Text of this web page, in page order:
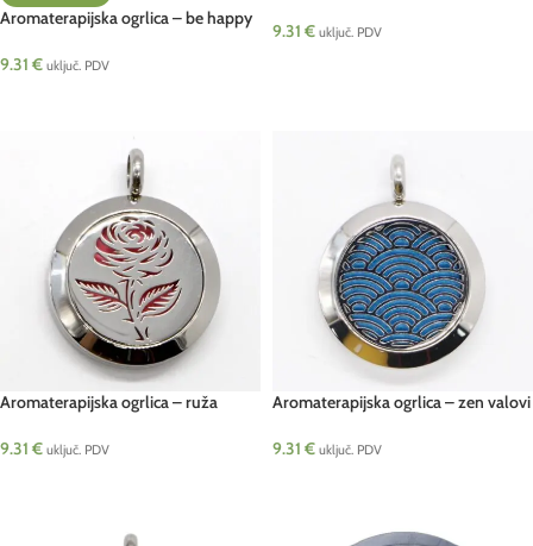
Aromaterapijska ogrlica – be happy
9.31 € uključ. PDV
9.31 € uključ. PDV
Aromaterapijska ogrlica – ruža
9.31 € uključ. PDV
Aromaterapijska ogrlica – zen valovi
9.31 € uključ. PDV